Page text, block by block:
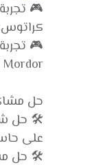
Mordor افضل لعبة:
حل
على